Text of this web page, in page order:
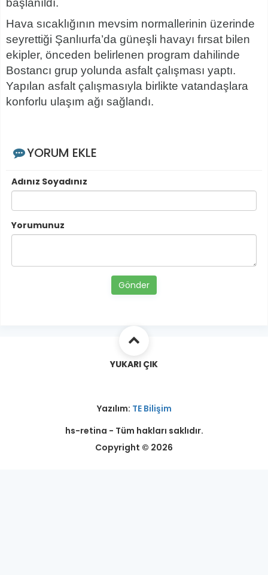
başlanıldı.
Hava sıcaklığının mevsim normallerinin üzerinde
seyrettiği Şanlıurfa’da güneşli havayı fırsat bilen
ekipler, önceden belirlenen program dahilinde
Bostancı grup yolunda asfalt çalışması yaptı.
Yapılan asfalt çalışmasıyla birlikte vatandaşlara
konforlu ulaşım ağı sağlandı.
YORUM EKLE
Adınız Soyadınız
Yorumunuz
Gönder
YUKARI ÇIK
Yazılım: TE Bilişim
hs-retina - Tüm hakları saklıdır.
Copyright © 2026